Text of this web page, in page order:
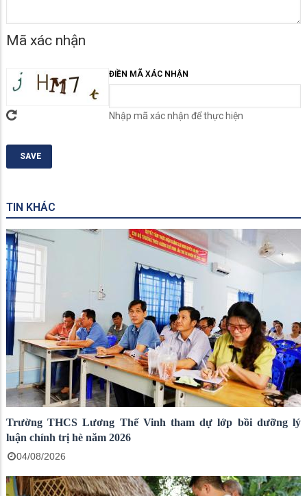
Mã xác nhận
ĐIỀN MÃ XÁC NHẬN
Nhập mã xác nhận để thực hiện
TIN KHÁC
Trường THCS Lương Thế Vinh tham dự lớp bồi dưỡng lý
luận chính trị hè năm 2026
04/08/2026